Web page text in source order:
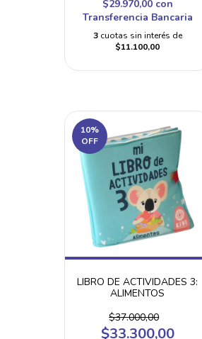
$29.970,00 con
Transferencia Bancaria
3 cuotas sin interés de
$11.100,00
10%
OFF
LIBRO DE ACTIVIDADES 3:
ALIMENTOS
$37.000,00
$33.300,00